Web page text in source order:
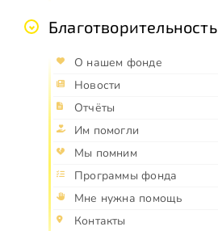
Благотворительность
О нашем фонде
Новости
Отчёты
Им помогли
Мы помним
Программы фонда
Мне нужна помощь
Контакты